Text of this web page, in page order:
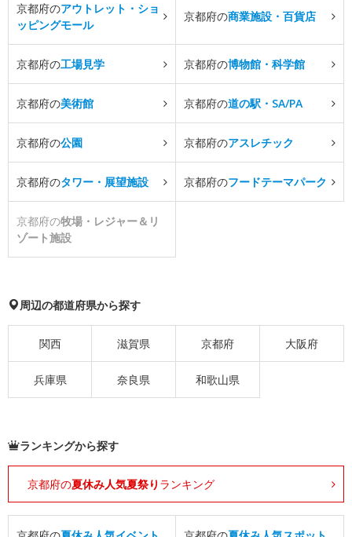
京都府のアウトレット・ショ
ッピングモール
京都府の商業施設・百貨店
京都府の工場見学 京都府の博物館・科学館
京都府の美術館 京都府の道の駅・SA/PA
京都府の公園 京都府のアスレチック
京都府のタワー・展望施設 京都府のフードテーマパーク
京都府の牧場・レジャー＆リ
ゾート施設
周辺の都道府県から探す
関西 滋賀県 京都府 大阪府
兵庫県 奈良県 和歌山県
ランキングから探す
京都府の夏休み人気夏祭り ランキング